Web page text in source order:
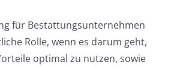
für Bestattungsunternehmen
Rolle, wenn es darum geht,
optimal zu nutzen, sowie